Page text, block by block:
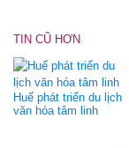
TIN CŨ HƠN
Huế phát triển du lịch
văn hóa tâm linh